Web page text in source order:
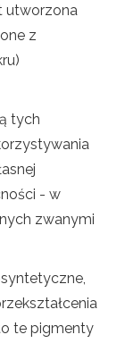
utworzona
z
tych
- w
zwanymi
te pigmenty